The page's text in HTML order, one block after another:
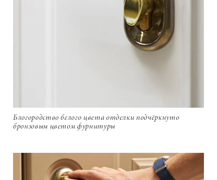
Блогородство белого цвета отделки подчёркнуто
бронзовым цветом фурнитуры